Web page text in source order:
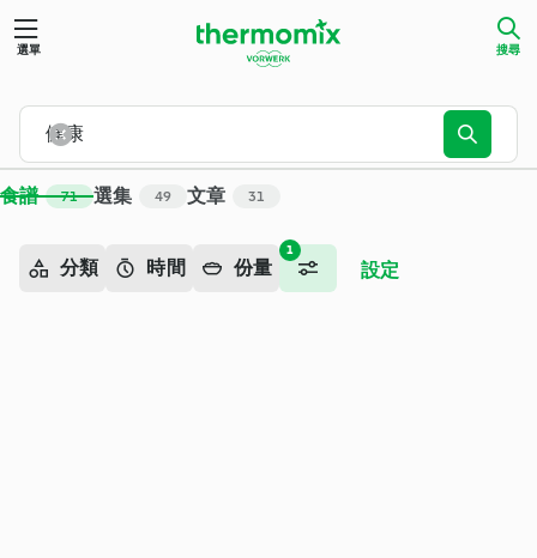
選單 搜尋
食譜 71 選集 49 文章 31
1
分類 時間 份量 設定
搜尋 - Cookidoo® – Thermomix® 官方食譜平台